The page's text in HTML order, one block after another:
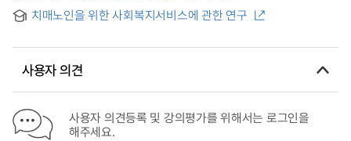
치매노인을 위한 사회복지서비스에 관한 연구
사용자 의견
사용자 의견등록 및 강의평가를 위해서는 로그인을
해주세요.